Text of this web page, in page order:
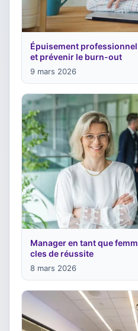
Épuisement
et prévenir le burn-out
9 mars 2026
Manager en tant que
cles de réussite
8 mars 2026